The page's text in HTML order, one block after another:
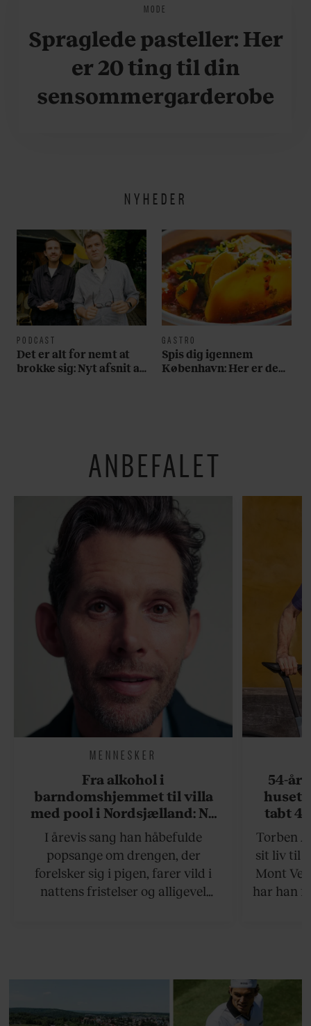
MODE
Spraglede pasteller: Her
er 20 ting til din
sensommergarderobe
NYHEDER
PODCAST
Det er alt for nemt at
brokke sig: Nyt afsnit af
GASTRO
Spis dig igennem
København: Her er de
ANBEFALET
MENNESKER
Fra alkohol i
barndomshjemmet til villa
med pool i Nordsjælland: Nu
skal du høre sandheden om
Rasmus Seebach
I årevis sang han håbefulde
popsange om drengen, der
forelsker sig i pigen, farer vild i
nattens fristelser og alligevel
blevet voksen. Her indtager
fortællerens plads i et portræt om
54-
huset
tabt
Torben
sit liv til
Mont
har han